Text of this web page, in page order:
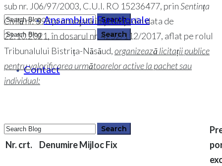
0364 146 512
0364 146 512
Ansambluri Functionale
Contact
sub nr. J06/97/2003, C.U.I. RO 15236477, prinSentința
Civilă nr. 398pronunţată în ședința din data de
22.10.2021, în dosarul nr. 4252/112/2017, aflat pe rolul
Tribunalului Bistrița-Năsăud,organizează licitații publice
pentru valorificarea următoarelor active la pachet sau
individual:
Nr. crt. Denumire Mijloc Fix